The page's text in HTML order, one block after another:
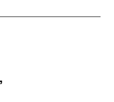
prve četiri od
su za 25 odsto,
KM, dok je za